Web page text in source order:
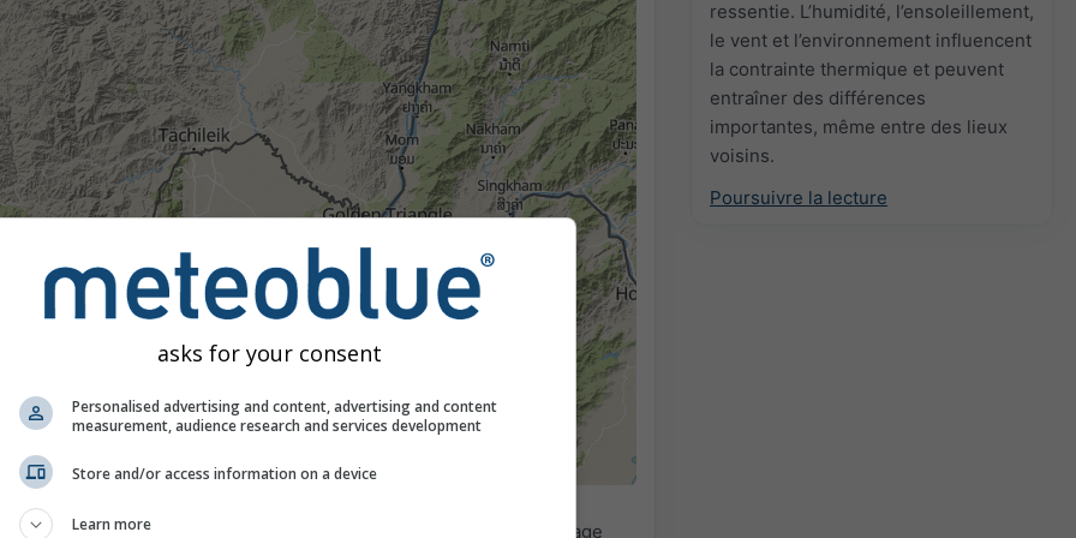
ressentie. L’humidité, l’ensoleillement,
le vent et l’environnement influencent
la contrainte thermique et peuvent
entraîner des différences
importantes, même entre des lieux
voisins.
Poursuivre la lecture
18h 24h
21:35 22:35
Modéré
Cette animation montre le
pour la plage
asks for your consent
Personalised advertising and content, advertising and content
measurement, audience research and services development
Store and/or access information on a device
Learn more